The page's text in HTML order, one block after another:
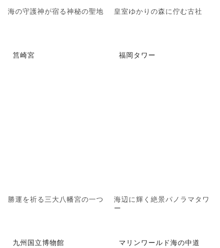
海の守護神が宿る神秘の聖地 皇室ゆかりの森に佇む古社
筥崎宮
勝運を祈る三大八幡宮の一つ
福岡タワー
海辺に輝く絶景パノラマタワ
ー
九州国立博物館 マリンワールド海の中道